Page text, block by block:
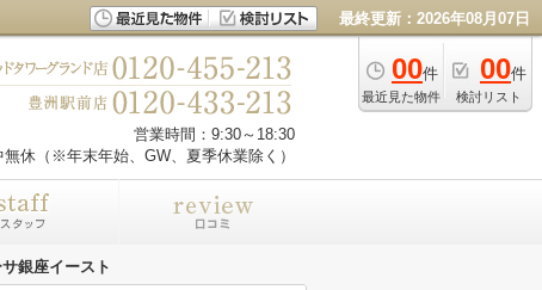
最終更新：2026年08月07日
00件
最近見た物件
00件
検討リスト
営業時間：9:30～18:30
無休（※年末年始、GW、夏季休業除く）
銀座イースト